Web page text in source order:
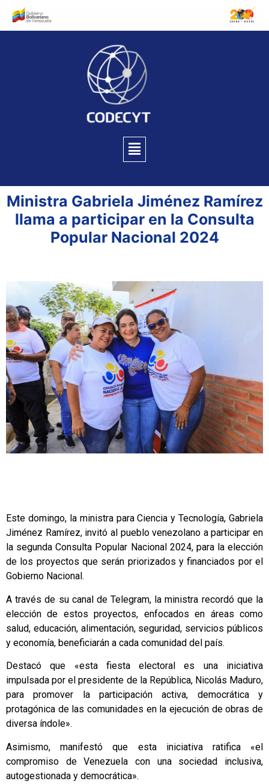
Ministra Gabriela Jiménez Ramírez
llama a participar en la Consulta
Popular Nacional 2024
Este domingo, la ministra para Ciencia y Tecnología, Gabriela
Jiménez Ramírez, invitó al pueblo venezolano a participar en
la segunda Consulta Popular Nacional 2024, para la elección
de los proyectos que serán priorizados y financiados por el
Gobierno Nacional.
A través de su canal de Telegram, la ministra recordó que la
elección de estos proyectos, enfocados en áreas como
salud, educación, alimentación, seguridad, servicios públicos
y economía, beneficiarán a cada comunidad del país.
Destacó que «esta fiesta electoral es una iniciativa
impulsada por el presidente de la República, Nicolás Maduro,
para promover la participación activa, democrática y
protagónica de las comunidades en la ejecución de obras de
diversa índole».
Asimismo, manifestó que esta iniciativa ratifica «el
compromiso de Venezuela con una sociedad inclusiva,
autogestionada y democrática».